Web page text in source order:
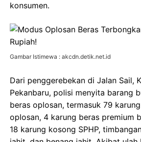
konsumen.
Gambar Istimewa : akcdn.detik.net.id
Dari penggerebekan di Jalan Sail,
Pekanbaru, polisi menyita barang
beras oplosan, termasuk 79
oplosan, 4 karung beras premium
18 karung kosong SPHP,